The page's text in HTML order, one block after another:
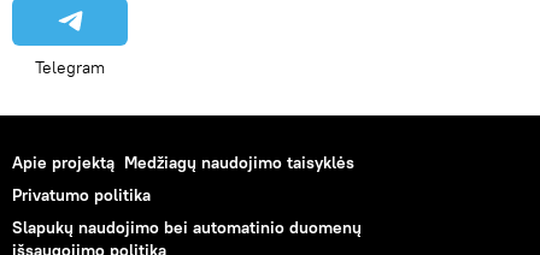
Telegram
Apie projektą Medžiagų naudojimo taisyklės
Privatumo politika
Slapukų naudojimo bei automatinio duomenų
išsaugojimo politika